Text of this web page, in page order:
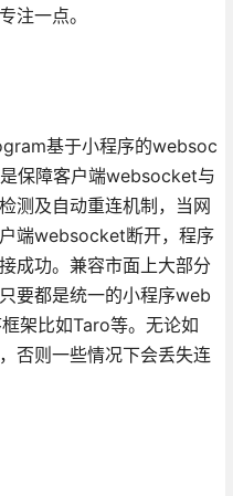
注一点。
基于小程序的websoc
保障客户端websocket与
测及自动重连机制，当网
端websocket断开，程序
成功。兼容市面上大部分
要都是统一的小程序web
架比如Taro等。无论如
否则一些情况下会丢失连